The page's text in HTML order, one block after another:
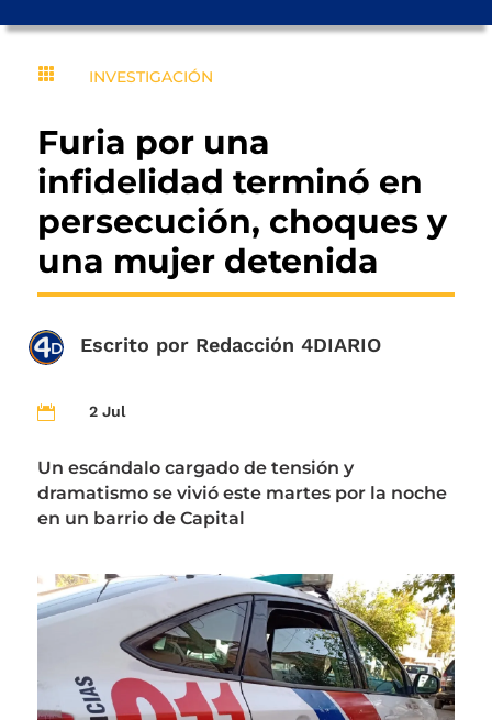
 INVESTIGACIÓN
Furia por una
infidelidad terminó en
persecución, choques y
una mujer detenida
Escrito por Redacción 4DIARIO
 2 Jul
Un escándalo cargado de tensión y
dramatismo se vivió este martes por la noche
en un barrio de Capital